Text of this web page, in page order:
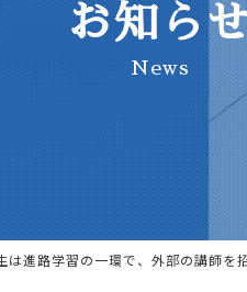
お知ら
News
進路学習の一環で、外部の講師を